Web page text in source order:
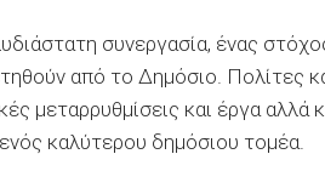
συνεργασία, ένας
από το Δημόσιο. Πολίτες
μεταρρυθμίσεις και έργα
καλύτερου δημόσιου τομέα.